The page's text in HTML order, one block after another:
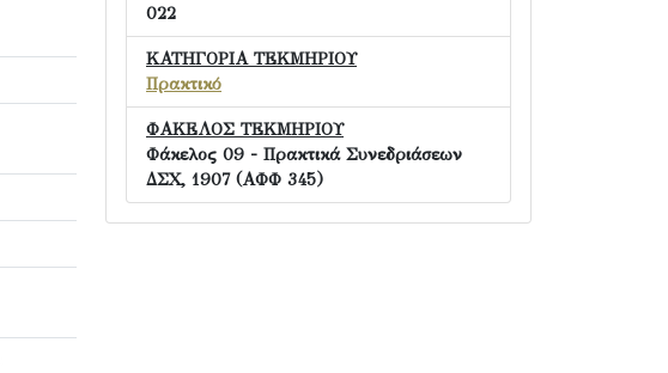
022
ΚΑΤΗΓΟΡΙΑ ΤΕΚΜΗΡΙΟΥ
Πρακτικό
ΦΑΚΕΛΟΣ ΤΕΚΜΗΡΙΟΥ
Φάκελος 09 - Πρακτικά Συνεδριάσεων
ΔΣΧ, 1907 (ΑΦΦ 345)